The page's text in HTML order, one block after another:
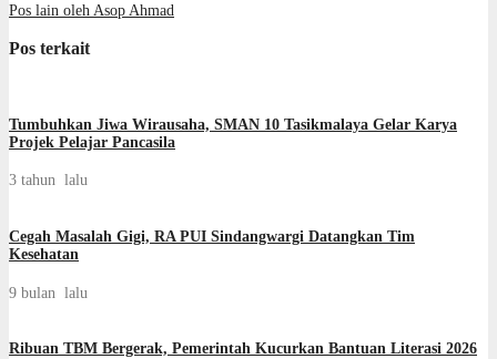
Pos lain oleh Asop Ahmad
Pos terkait
Tumbuhkan Jiwa Wirausaha, SMAN 10 Tasikmalaya Gelar Karya
Projek Pelajar Pancasila
3 tahun lalu
Cegah Masalah Gigi, RA PUI Sindangwargi Datangkan Tim
Kesehatan
9 bulan lalu
Ribuan TBM Bergerak, Pemerintah Kucurkan Bantuan Literasi 2026